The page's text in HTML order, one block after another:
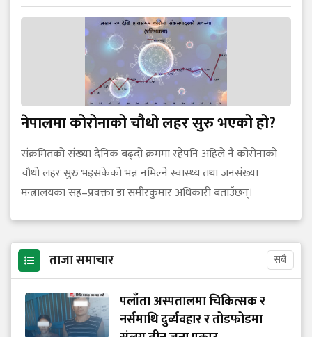
नेपालमा कोरोनाको चौथो लहर सुरु भएको हो?
संक्रमितको संख्या दैनिक बढ्दो क्रममा रहेपनि अहिले नै कोरोनाको
चौथो लहर सुरु भइसकेको भन्न नमिल्ने स्वास्थ्य तथा जनसंख्या
मन्त्रालयका सह–प्रवक्ता डा समीरकुमार अधिकारी बताउँछन्।
ताजा समाचार सबै
पलाँता अस्पतालमा चिकित्सक र
नर्समाथि दुर्व्यवहार र तोडफोडमा